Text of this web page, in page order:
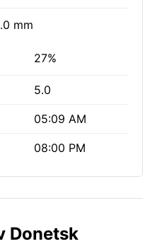
mm
27%
5.0
05:09 AM
08:00 PM
Donetsk